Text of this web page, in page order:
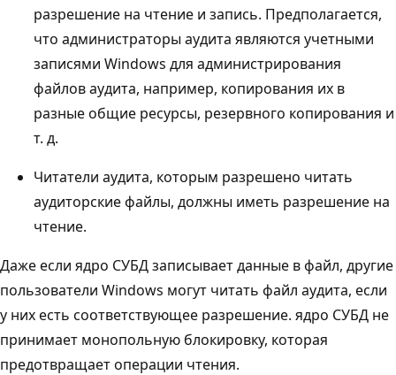
разрешение на чтение и запись. Предполагается,
что администраторы аудита являются учетными
записями Windows для администрирования
файлов аудита, например, копирования их в
разные общие ресурсы, резервного копирования и
т. д.
Читатели аудита, которым разрешено читать
аудиторские файлы, должны иметь разрешение на
чтение.
Даже если ядро СУБД записывает данные в файл, другие
пользователи Windows могут читать файл аудита, если
у них есть соответствующее разрешение. ядро СУБД не
принимает монопольную блокировку, которая
предотвращает операции чтения.